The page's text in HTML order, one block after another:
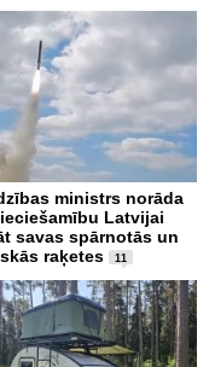
ministrs norāda
Latvijai
savas spārnotās un
raķetes
11